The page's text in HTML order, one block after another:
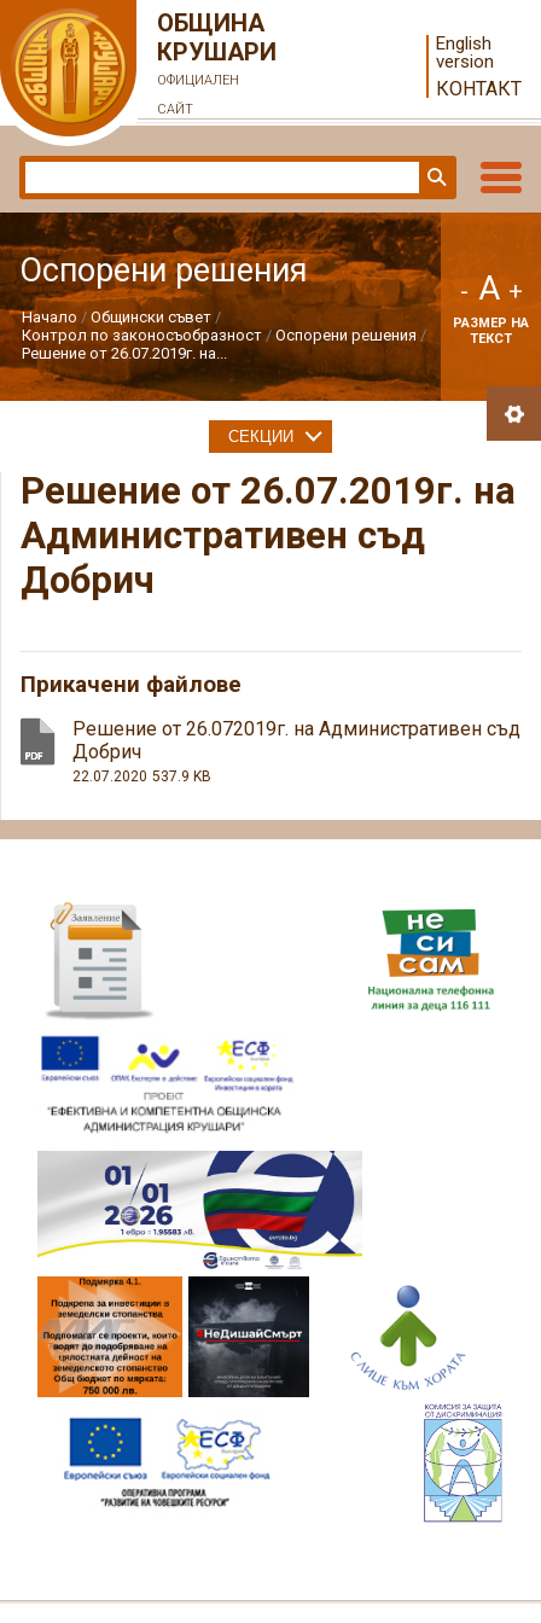
ОБЩИНА
КРУШАРИ
ОФИЦИАЛЕН
САЙТ
English
version
КОНТАКТ
Оспорени решения
Начало
Общински съвет
Контрол по законосъобразност
Оспорени решения
Решение от 26.07.2019г. на...
- A +
РАЗМЕР НА
ТЕКСТ
Решение от 26.07.2019г. на
Административен съд
Добрич
Прикачени файлове
Решение от 26.072019г. на Административен съд
Добрич
22.07.2020 537.9 KB
СЕКЦИИ